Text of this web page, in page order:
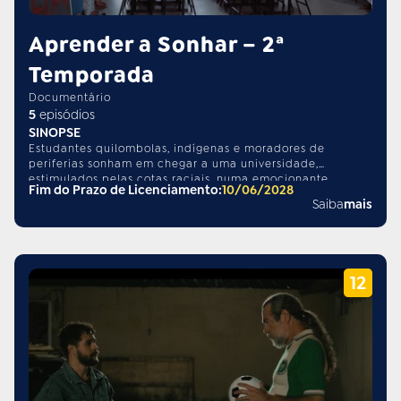
Aprender a Sonhar – 2ª
Temporada
Documentário
5 episódios
SINOPSE
Estudantes quilombolas, indígenas e moradores de
periferias sonham em chegar a uma universidade,
estimulados pelas cotas raciais, numa emocionante
jornada de resistência e transformação social da
Fim do Prazo de Licenciamento:10/06/2028
Saibamais